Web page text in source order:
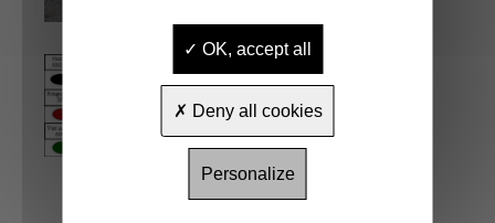
OK, accept all
Deny all cookies
Personalize